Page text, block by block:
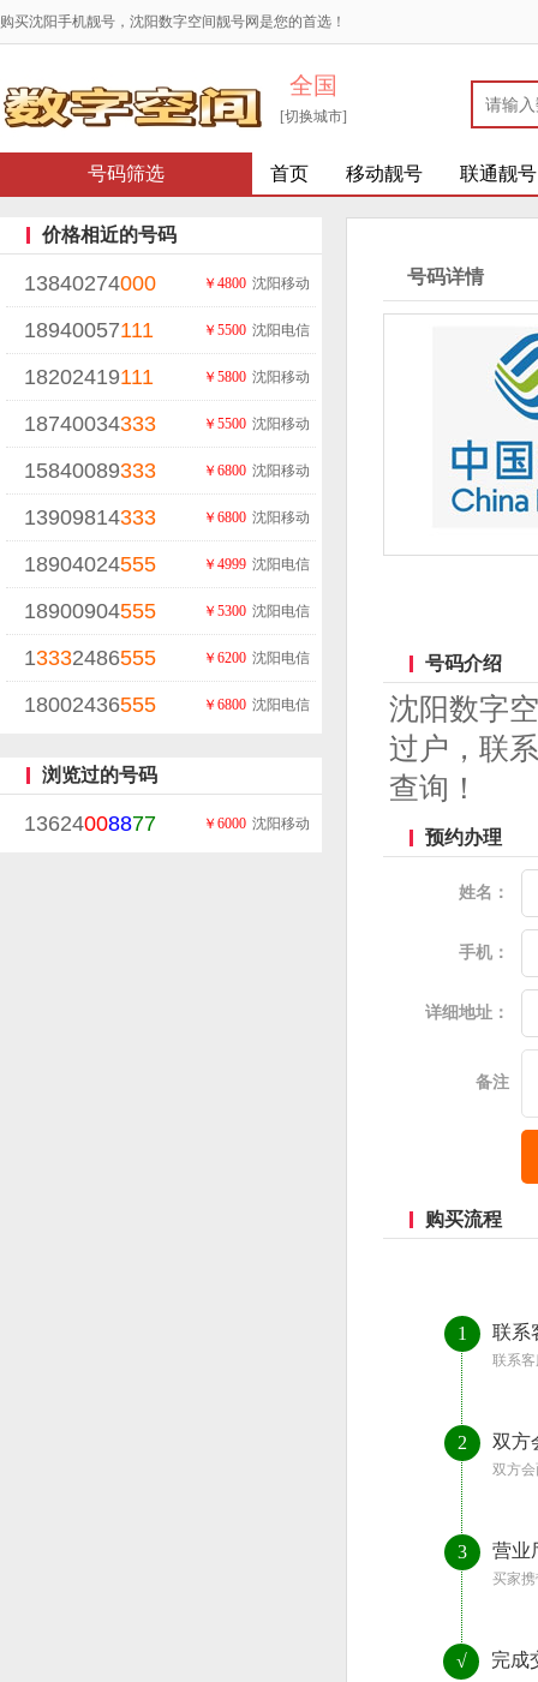
购买沈阳手机靓号，沈阳数字空间靓号网是您的首选！
全国
[切换城市]
号码筛选 首页 移动靓号 联通靓号
价格相近的号码
13840274000 沈阳移动
￥4800
18940057111 沈阳电信
￥5500
18202419111 沈阳移动
￥5800
18740034333 沈阳移动
￥5500
15840089333 沈阳移动
￥6800
13909814333 沈阳移动
￥6800
18904024555 沈阳电信
￥4999
18900904555 沈阳电信
￥5300
13332486555 沈阳电信
￥6200
18002436555 沈阳电信
￥6800
浏览过的号码
13624008877 沈阳移动
￥6000
号码详情
号码介绍
沈阳数字
过户，联
查询！
预约办理
姓名：
手机：
详细地址：
备注
购买流程
1 联系
联系
2 双方
双方
3 营业
买家
√ 完成